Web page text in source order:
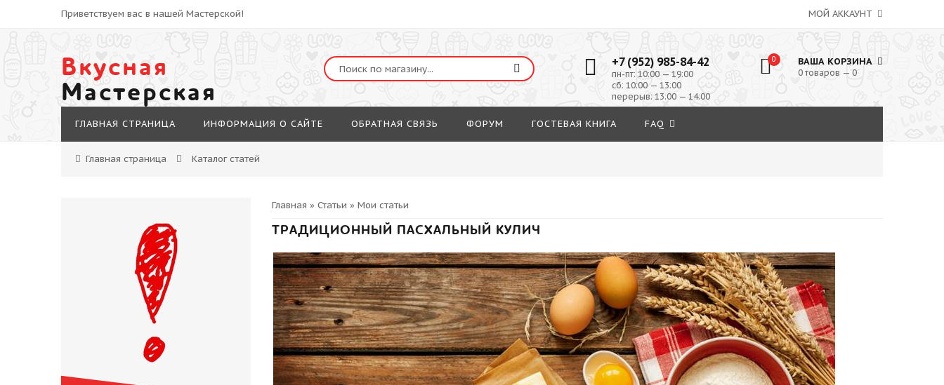
Приветствуем вас в нашей Мастерской! МОЙ АККАУНТ
Вкусная
Мастерская
+7 (952) 985-84-42
пн-пт: 10:00 — 19:00
сб: 10:00 — 13:00
перерыв: 13:00 — 14:00
0 ВАША КОРЗИНА
0 товаров — 0
ГЛАВНАЯ СТРАНИЦА ИНФОРМАЦИЯ О САЙТЕ ОБРАТНАЯ СВЯЗЬ ФОРУМ ГОСТЕВАЯ КНИГА FAQ
Главная страница Каталог статей
Главная »Статьи »Мои статьи
ТРАДИЦИОННЫЙ ПАСХАЛЬНЫЙ КУЛИЧ